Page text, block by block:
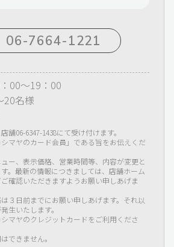
06-7664-1221
00～19：00
20名様
舗06-6347-1438にて受け付けます。
マヤのカード会員」である旨をお伝えくだ
ー、表示価格、営業時間等、内容が変更と
。最新の情報につきましては、店舗ホーム
確認いただきますようお願い申しあげま
３日前までにお願い申しあげます。それ以
生いたします。
マヤのクレジットカードをご利用くださ
できません。